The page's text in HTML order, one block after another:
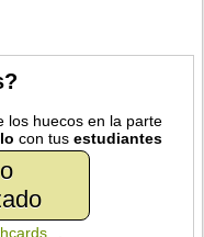
los huecos en la parte
con tusestudiantes
.